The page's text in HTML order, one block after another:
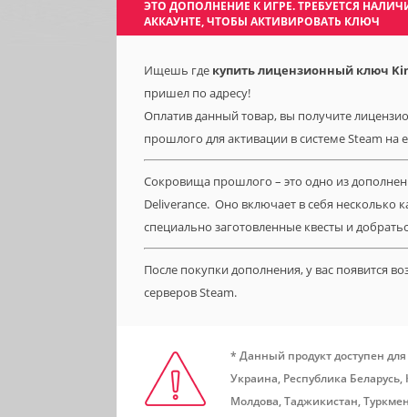
ЭТО ДОПОЛНЕНИЕ К ИГРЕ. ТРЕБУЕТСЯ
АККАУНТЕ, ЧТОБЫ АКТИВИРОВАТЬ КЛЮЧ
Ищешь где купить лицензионный ключ
пришел по адресу!
Оплатив данный товар, вы получите
прошлого для активации в системе Steam на
Сокровища прошлого – это одно из
Deliverance. Оно включает в себя несколько
специально заготовленные квесты и
После покупки дополнения, у вас появится
серверов Steam.
* Данный продукт доступен
Украина, Республика
Молдова, Таджикистан,